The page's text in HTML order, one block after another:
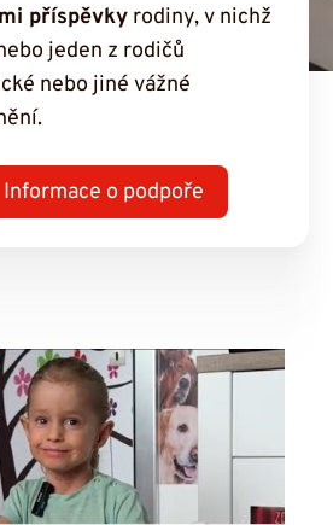
příspěvky rodiny, v nichž
jeden z rodičů
nebo jiné vážné
Informace o podpoře